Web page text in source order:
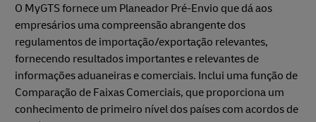
O MyGTS fornece um Planeador Pré-Envio que dá aos
empresários uma compreensão abrangente dos
regulamentos de importação/exportação relevantes,
fornecendo resultados importantes e relevantes de
informações aduaneiras e comerciais. Inclui uma função de
Comparação de Faixas Comerciais, que proporciona um
conhecimento de primeiro nível dos países com acordos de